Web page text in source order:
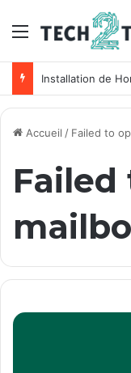
Menu
Installation de
Accueil / Failed to
Failed